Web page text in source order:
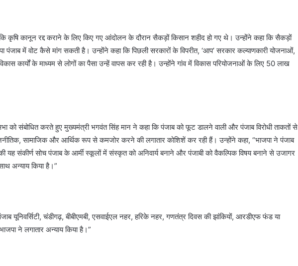
कृषि कानून रद्द कराने के लिए किए गए आंदोलन के दौरान सैकड़ों किसान शहीद हो गए थे। उन्होंने कहा कि सैकड़ों
पंजाब में वोट कैसे मांग सकती है। उन्होंने कहा कि पिछली सरकारों के विपरीत, ‘आप’ सरकार कल्याणकारी योजनाओं,
कार्यों के माध्यम से लोगों का पैसा उन्हें वापस कर रही है। उन्होंने गांव में विकास परियोजनाओं के लिए 50 लाख
को संबोधित करते हुए मुख्यमंत्री भगवंत सिंह मान ने कहा कि पंजाब को फूट डालने वाली और पंजाब विरोधी ताकतों से
सामाजिक और आर्थिक रूप से कमजोर करने की लगातार कोशिशें कर रही हैं। उन्होंने कहा, “भाजपा ने पंजाब
यह संकीर्ण सोच पंजाब के आर्मी स्कूलों में संस्कृत को अनिवार्य बनाने और पंजाबी को वैकल्पिक विषय बनाने से उजागर
अन्याय किया है।”
यूनिवर्सिटी, चंडीगढ़, बीबीएमबी, एसवाईएल नहर, हरिके नहर, गणतंत्र दिवस की झांकियों, आरडीएफ फंड या
ने लगातार अन्याय किया है।”